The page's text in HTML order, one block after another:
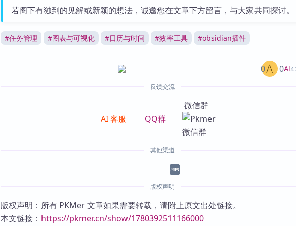
若阁下有独到的见解或新颖的想法，诚邀您在文章下方留言，与大家共同探讨。
#任务管理 #图表与可视化 #日历与时间 #效率工具 #obsidian插件
AI
0 0
反馈交流
AI 客服 QQ群
微信群
其他渠道
版权声明
版权声明：所有 PKMer 文章如果需要转载，请附上原文出处链接。
本文链接： https://pkmer.cn/show/1780392511166000